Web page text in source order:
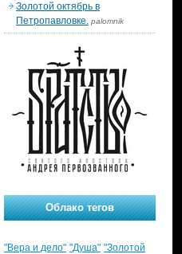
Золотой октябрь в
Петропавловке. palomnik
Облако тегов
"Вера и дело" "Душа" "Золотой